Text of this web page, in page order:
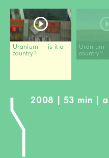
Uranium – is it a
country?
Uranium
country?
2008 | 53 min |
Login